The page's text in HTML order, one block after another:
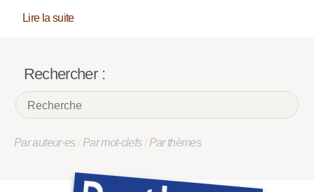
Lire la suite
Rechercher :
Par auteur·es/Par mot-clefs/Par thèmes